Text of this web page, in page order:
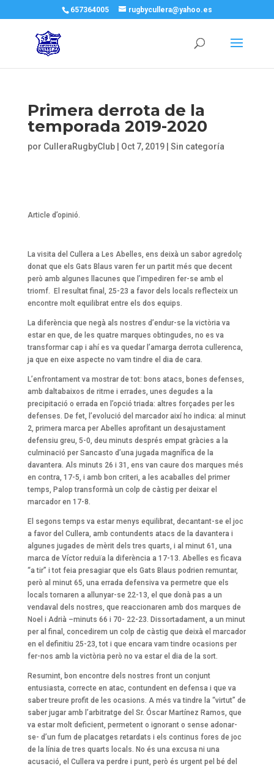
657364005 rugbycullera@yahoo.es
Primera derrota de la
temporada 2019-2020
por CulleraRugbyClub| Oct 7, 2019| Sin categoría
Article d’opinió.
La visita del Cullera a Les Abelles, ens deixà un sabor agredolç
donat que els Gats Blaus varen fer un partit més que decent
però amb algunes llacunes que l’impediren fer-se amb el
triomf. El resultat final, 25-23 a favor dels locals reflecteix un
encontre molt equilibrat entre els dos equips.
La diferència que negà als nostres d’endur-se la victòria va
estar en que, de les quatre marques obtingudes, no es va
transformar cap i ahí es va quedar l’amarga derrota cullerenca,
ja que en eixe aspecte no vam tindre el dia de cara.
L’enfrontament va mostrar de tot: bons atacs, bones defenses,
amb daltabaixos de ritme i errades, unes degudes a la
precipitació o errada en l’opció triada: altres forçades per les
defenses. De fet, l’evolució del marcador així ho indica: al minut
2, primera marca per Abelles aprofitant un desajustament
defensiu greu, 5-0, deu minuts després empat gràcies a la
culminació per Sancasto d’una jugada magnífica de la
davantera. Als minuts 26 i 31, ens van caure dos marques més
en contra, 17-5, i amb bon criteri, a les acaballes del primer
temps, Palop transformà un colp de càstig per deixar el
marcador en 17-8.
El segons temps va estar menys equilibrat, decantant-se el joc
a favor del Cullera, amb contundents atacs de la davantera i
algunes jugades de mèrit dels tres quarts, i al minut 61, una
marca de Víctor reduïa la diferència a 17-13. Abelles es ficava
“a tir” i tot feia presagiar que els Gats Blaus podrien remuntar,
però al minut 65, una errada defensiva va permetre que els
locals tornaren a allunyar-se 22-13, el que donà pas a un
vendaval dels nostres, que reaccionaren amb dos marques de
Noel i Adrià –minuts 66 i 70- 22-23. Dissortadament, a un minut
per al final, concedirem un colp de càstig que deixà el marcador
en el definitiu 25-23, tot i que encara vam tindre ocasions per
fer-nos amb la victòria però no va estar el dia de la sort.
Resumint, bon encontre dels nostres front un conjunt
entusiasta, correcte en atac, contundent en defensa i que va
saber treure profit de les ocasions. A més va tindre la “virtut” de
saber jugar amb l’arbitratge del Sr. Óscar Martínez Ramos, que
va estar molt deficient, permetent o ignorant o sense adonar-
se- d’un fum de placatges retardats i els continus fores de joc
de la línia de tres quarts locals. No és una excusa ni una
acusació, el Cullera va perdre i punt, però és urgent pel bé del